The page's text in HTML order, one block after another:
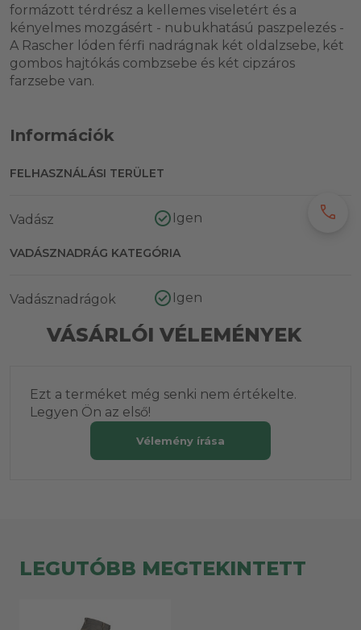
formázott térdrész a kellemes viseletért és a
kényelmes mozgásért - nubukhatású paszpelezés -
A Rascher lóden férfi nadrágnak két oldalzsebe, két
gombos hajtókás combzsebe és két cipzáros
farzsebe van.
Információk
FELHASZNÁLÁSI TERÜLET
Vadász Igen
VADÁSZNADRÁG KATEGÓRIA
Vadásznadrágok Igen
VÁSÁRLÓI VÉLEMÉNYEK
Ezt a terméket még senki nem értékelte.
Legyen Ön az első!
Vélemény írása
LEGUTÓBB MEGTEKINTETT
call